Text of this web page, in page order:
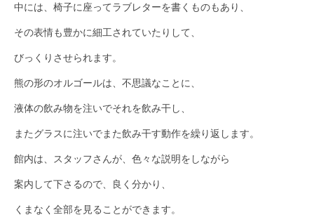
中には、椅子に座ってラブレターを書くものもあり、
その表情も豊かに細工されていたりして、
びっくりさせられます。
熊の形のオルゴールは、不思議なことに、
液体の飲み物を注いでそれを飲み干し、
またグラスに注いでまた飲み干す動作を繰り返します。
館内は、スタッフさんが、色々な説明をしながら
案内して下さるので、良く分かり、
くまなく全部を見ることができます。